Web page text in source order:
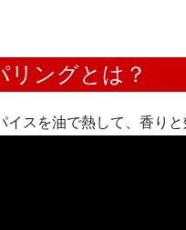
リングとは？
イスを油で熱して、香り